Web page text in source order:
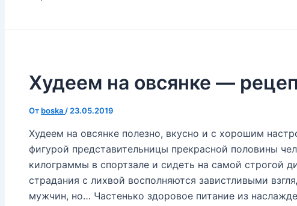
Худеем на овсянке —
От boska / 23.05.2019
Худеем на овсянке полезно, вкусно и с хорошим
фигурой представительницы прекрасной половины
килограммы в спортзале и сидеть на самой строгой
страдания с лихвой восполняются завистливыми
мужчин, но… Частенько здоровое питание из